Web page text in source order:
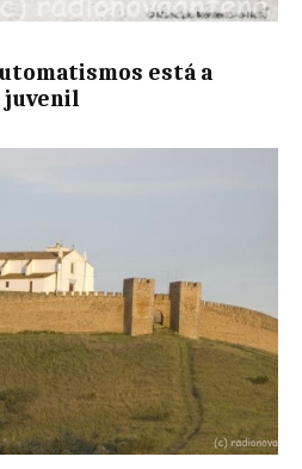
está a
juvenil